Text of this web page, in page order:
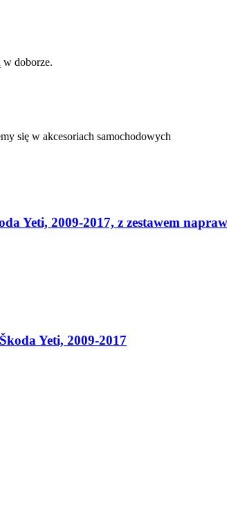
w doborze.
się w akcesoriach samochodowych
Yeti, 2009-2017, z zestawem
Yeti, 2009-2017